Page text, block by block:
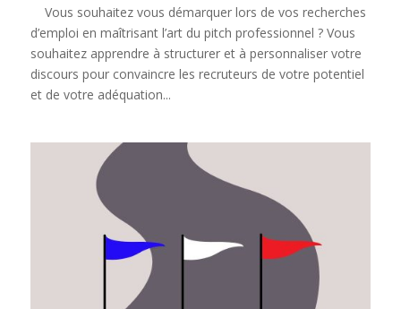
Vous souhaitez vous démarquer lors de vos recherches
d’emploi en maîtrisant l’art du pitch professionnel ? Vous
souhaitez apprendre à structurer et à personnaliser votre
discours pour convaincre les recruteurs de votre potentiel
et de votre adéquation...